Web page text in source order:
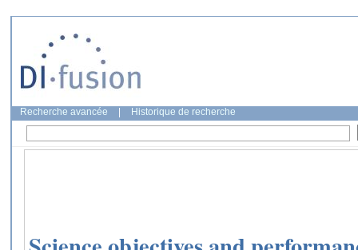
Recherche avancée Historique de recherche